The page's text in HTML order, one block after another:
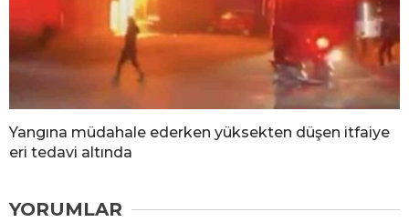
Yangına müdahale ederken yüksekten düşen itfaiye
eri tedavi altında
YORUMLAR